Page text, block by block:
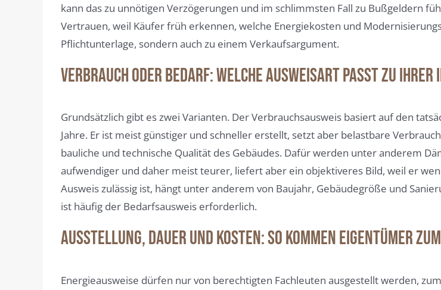
kann das zu unnötigen Verzögerungen und im schlimmsten Fall zu Bußgeldern
Vertrauen, weil Käufer früh erkennen, welche Energiekosten und
Pflichtunterlage, sondern auch zu einem Verkaufsargument.
Verbrauch oder Bedarf: Welche Ausweisart passt zu Ihrer
Grundsätzlich gibt es zwei Varianten. Der Verbrauchsausweis basiert auf den
Jahre. Er ist meist günstiger und schneller erstellt, setzt aber belastbare
bauliche und technische Qualität des Gebäudes. Dafür werden unter anderem
aufwendiger und daher meist teurer, liefert aber ein objektiveres Bild, weil er
Ausweis zulässig ist, hängt unter anderem von Baujahr, Gebäudegröße und
ist häufig der Bedarfsausweis erforderlich.
Ausstellung, Dauer und Kosten: So kommen Eigentümer
Energieausweise dürfen nur von berechtigten Fachleuten ausgestellt werden,